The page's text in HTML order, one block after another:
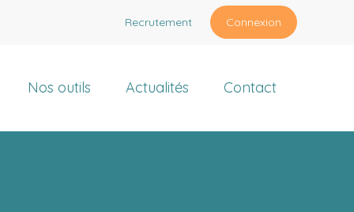
Recrutement Connexion
Nos outils Actualités Contact